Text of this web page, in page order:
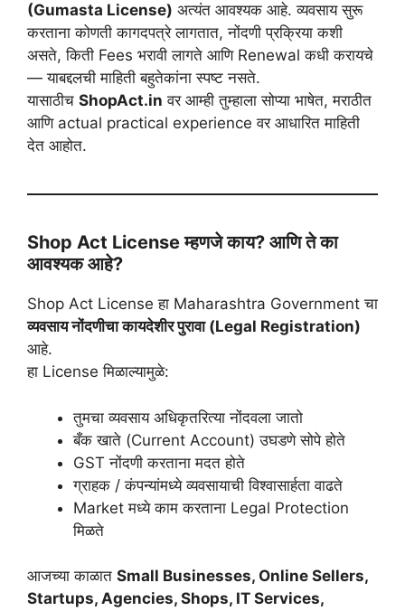
(Gumasta License) अत्यंत आवश्यक आहे. व्यवसाय सुरू
करताना कोणती कागदपत्रे लागतात, नोंदणी प्रक्रिया कशी
असते, किती Fees भरावी लागते आणि Renewal कधी करायचे
— याबद्दलची माहिती बहुतेकांना स्पष्ट नसते.
यासाठीच ShopAct.in वर आम्ही तुम्हाला सोप्या भाषेत, मराठीत
आणि actual practical experience वर आधारित माहिती
देत आहोत.
Shop Act License म्हणजे काय? आणि ते का
आवश्यक आहे?
Shop Act License हा Maharashtra Government चा
व्यवसाय नोंदणीचा कायदेशीर पुरावा (Legal Registration)
आहे.
हा License मिळाल्यामुळे:
तुमचा व्यवसाय अधिकृतरित्या नोंदवला जातो
बँक खाते (Current Account) उघडणे सोपे होते
GST नोंदणी करताना मदत होते
ग्राहक / कंपन्यांमध्ये व्यवसायाची विश्वासार्हता वाढते
Market मध्ये काम करताना Legal Protection
मिळते
आजच्या काळात Small Businesses, Online Sellers,
Startups, Agencies, Shops, IT Services,